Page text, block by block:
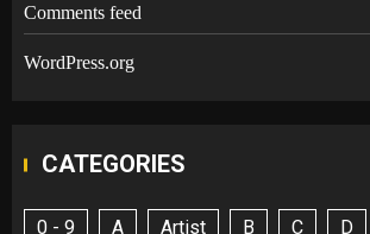
Comments feed
WordPress.org
CATEGORIES
0 - 9 A Artist B C D